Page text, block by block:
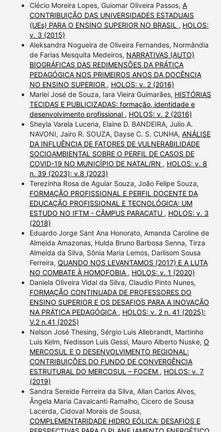
Clécio Moreira Lopes, Guiomar Oliveira Passos, A
CONTRIBUIÇÃO DAS UNIVERSIDADES ESTADUAIS
(UEs) PARA O ENSINO SUPERIOR NO BRASIL , HOLOS:
v. 3 (2015)
Aleksandra Nogueira de Oliveira Fernandes, Normândia
de Farias Mesquita Medeiros, NARRATIVAS (AUTO)
BIOGRÁFICAS DAS REDIMENSÕES DA PRÁTICA
PEDAGÓGICA NOS PRIMEIROS ANOS DA DOCÊNCIA
NO ENSINO SUPERIOR , HOLOS: v. 2 (2016)
Marlei José de Souza, Iara Vieira Guimarães, HISTÓRIAS
TECIDAS E PUBLICIZADAS: formação, identidade e
desenvolvimento profissional , HOLOS: v. 2 (2016)
Sheyla Varela Lucena, Elaine D. BANDEIRA, Julio A.
NAVONI, Jairo R. SOUZA, Dayse C. S. CUNHA, ANÁLISE
DA INFLUÊNCIA DE FATORES DE VULNERABILIDADE
SOCIOAMBIENTAL SOBRE O PERFIL DE CASOS DE
COVID-19 NO MUNICÍPIO DE NATAL/RN , HOLOS: v. 8
n. 39 (2023): v.8 (2023)
Terezinha Rosa de Aguiar Souza, João Felipe Souza,
FORMAÇÃO PROFISSIONAL E PERFIL DOCENTE DA
EDUCAÇÃO PROFISSIONAL E TECNOLÓGICA: UM
ESTUDO NO IFTM - CÂMPUS PARACATU , HOLOS: v. 3
(2018)
Eduardo Jorge Sant Ana Honorato, Amanda Caroline de
Almeida Amazonas, Hulda Bruno Barbosa Senna, Tirza
Almeida da Silva, Sônia Maria Lemos, Darlisom Sousa
Ferreira, QUANDO NOS LEVANTAMOS (2017) E A LUTA
NO COMBATE À HOMOFOBIA , HOLOS: v. 1 (2020)
Daniela Oliveira Vidal da Silva, Claudio Pinto Nunes,
FORMAÇÃO CONTINUADA DE PROFESSORES DO
ENSINO SUPERIOR E OS DESAFIOS PARA A INOVAÇÃO
NA PRÁTICA PEDAGÓGICA , HOLOS: v. 2 n. 41 (2025):
V.2 n.41 (2025)
Nelson José Thesing, Sérgio Luis Allebrandt, Martinho
Luis Kelm, Nedisson Luis Gessi, Mauro Alberto Nuske, O
MERCOSUL E O DESENVOLVIMENTO REGIONAL:
CONTRIBUIÇÕES DO FUNDO DE CONVERGÊNCIA
ESTRUTURAL DO MERCOSUL – FOCEM , HOLOS: v. 7
(2019)
Sandra Sereide Ferreira da Silva, Allan Carlos Alves,
Ângela Maria Cavalcanti Ramalho, Cicero de Sousa
Lacerda, Cidoval Morais de Sousa,
COMPLEMENTARIDADE HIDRO EÓLICA: DESAFIOS E